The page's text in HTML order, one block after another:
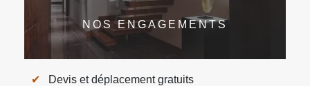
NOS ENGAGEMENTS
Devis et déplacement gratuits